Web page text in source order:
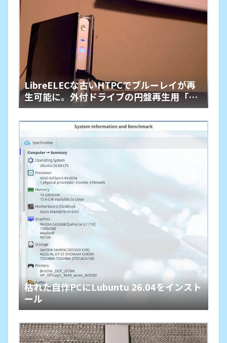
LibreELECな古いHTPCでブルーレイが再
生可能に。外付ドライブの円盤再生用「艦
橋」という余生
枯れた自作PCにLubuntu 26.04をインスト
ール